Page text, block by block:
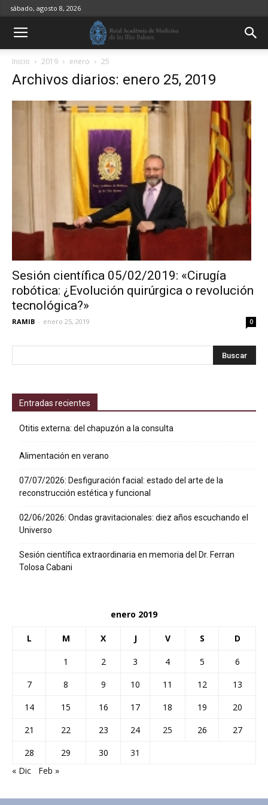
sábado, agosto 8, 2026
Inicio 2019 enero 25
Archivos diarios: enero 25, 2019
Sesión científica 05/02/2019: «Cirugía
robótica: ¿Evolución quirúrgica o revolución
tecnológica?»
RAMIB - enero 25, 2019 0
Entradas recientes
Otitis externa: del chapuzón a la consulta
Alimentación en verano
07/07/2026: Desfiguración facial: estado del arte de la
reconstrucción estética y funcional
02/06/2026: Ondas gravitacionales: diez años escuchando el
Universo
Sesión científica extraordinaria en memoria del Dr. Ferran
Tolosa Cabani
enero 2019
L M X J V S D
1 2 3 4 5
6
7
8 9 10 11 12
13
14
15 16 17 18 19
20
21
22 23 24 25 26
27
28
29 30
31
« Dic
Feb »